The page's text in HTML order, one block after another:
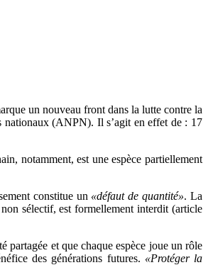
un nouveau front dans la lutte contre la
nationaux (ANPN). Il s’agit en effet de : 17
notamment, est une espèce partiellement
constitue un «défaut de quantité». La
non sélectif, est formellement interdit (article
partagée et que chaque espèce joue un rôle
des générations futures. «Protéger la